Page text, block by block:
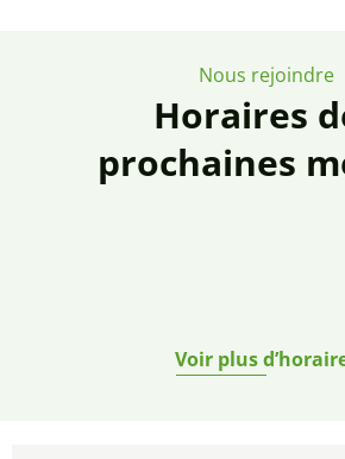
Nous rejoindre
Horaires
prochaines
Voir plus